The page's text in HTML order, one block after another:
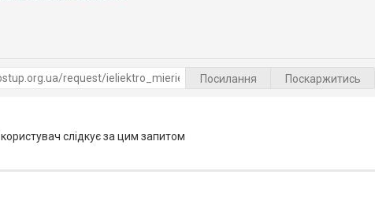
Посилання Поскаржитись
користувач слідкує за цим запитом